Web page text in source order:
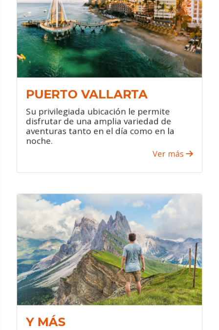
PUERTO VALLARTA
Su privilegiada ubicación le permite
disfrutar de una amplia variedad de
aventuras tanto en el día como en la
noche.
Ver más
Maravíllate con sus espectaculares
playas y practica las distintas
actividades acuáticas que se realizan
en la ciudad.
Disfruta de festivales dedicados a
exaltar las tradiciones culinarias de
México.
Al caer el sol, visita las decenas de
bares, cafés y clubes nocturnos que se
despliegan por toda la ciudad.
VER PROMOCIONES
Y MÁS
¡ATRÉVETE!
Le ofrecemos los mejores hoteles al
mejor precio para que su estadía sea
única.
Aprovecha las increíbles ofertas y
promociones que le ofrecemos
durante todo el año.
Contamos con personal altamente
capacitado para brindarle el mejor
servicio y ayudarle a elegir el viaje a su